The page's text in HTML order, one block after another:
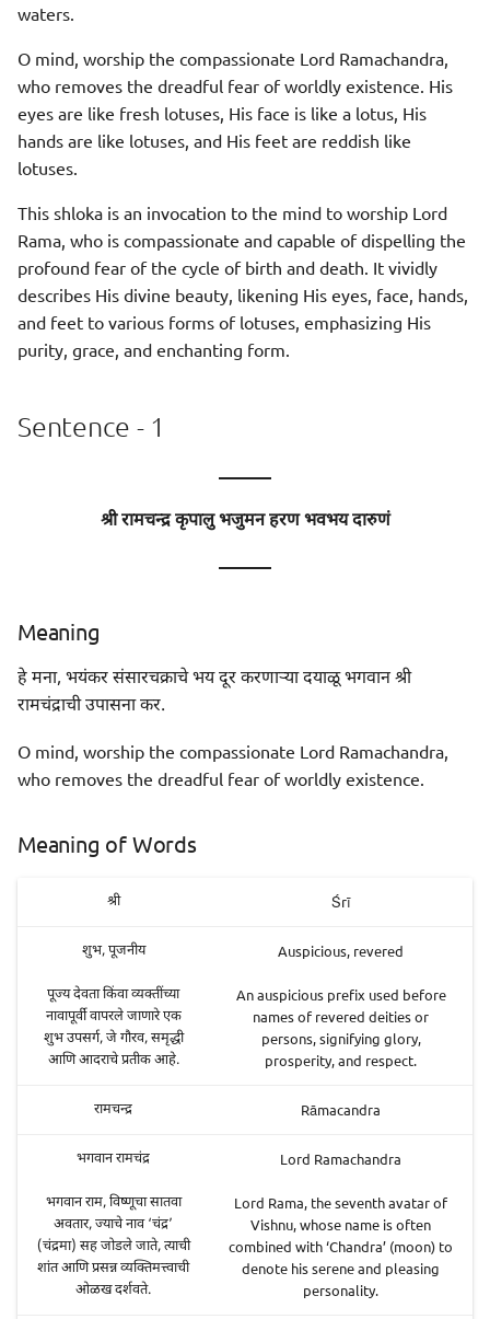
waters.
O mind, worship the compassionate Lord Ramachandra,
who removes the dreadful fear of worldly existence. His
eyes are like fresh lotuses, His face is like a lotus, His
hands are like lotuses, and His feet are reddish like
lotuses.
This shloka is an invocation to the mind to worship Lord
Rama, who is compassionate and capable of dispelling the
profound fear of the cycle of birth and death. It vividly
describes His divine beauty, likening His eyes, face, hands,
and feet to various forms of lotuses, emphasizing His
purity, grace, and enchanting form.
Sentence - 1
———
श्री रामचन्द्र कृपालु भजुमन हरण भवभय दारुणं
———
Meaning
हे मना, भयंकर संसारचक्राचे भय दूर करणाऱ्या दयाळू भगवान श्री
रामचंद्राची उपासना कर.
O mind, worship the compassionate Lord Ramachandra,
who removes the dreadful fear of worldly existence.
Meaning of Words
श्री Śrī
शुभ, पूजनीय
पूज्य देवता किंवा व्यक्तींच्या
नावापूर्वी वापरले जाणारे एक
शुभ उपसर्ग, जे गौरव, समृद्धी
आणि आदराचे प्रतीक आहे.
Auspicious, revered
An auspicious prefix used before
names of revered deities or
persons, signifying glory,
prosperity, and respect.
रामचन्द्र Rāmacandra
भगवान रामचंद्र
भगवान राम, विष्णूचा सातवा
अवतार, ज्याचे नाव ‘चंद्र’
(चंद्रमा) सह जोडले जाते, त्याची
शांत आणि प्रसन्न व्यक्तिमत्त्वाची
ओळख दर्शवते.
Lord Ramachandra
Lord Rama, the seventh avatar of
Vishnu, whose name is often
combined with ‘Chandra’ (moon) to
denote his serene and pleasing
personality.